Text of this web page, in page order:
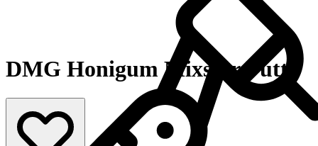
DMG Honigum Mixstar Putty